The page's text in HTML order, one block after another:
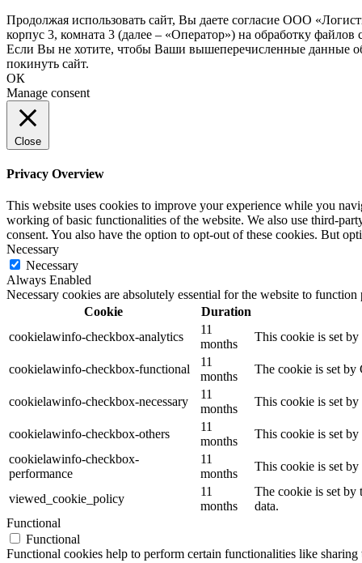
Продолжая использовать сайт, Вы даете согласие ООО
корпус 3, комната 3 (далее – «Оператор») на обработку
Если Вы не хотите, чтобы Ваши вышеперечисленные данные
покинуть сайт.
ОК
Manage consent
Close
Privacy Overview
This website uses cookies to improve your experience while you
working of basic functionalities of the website. We also use third-
consent. You also have the option to opt-out of these cookies. But
Necessary
Necessary
Always Enabled
Necessary cookies are absolutely essential for the website to
Cookie
Duration
cookielawinfo-checkbox-analytics
11
months
This cookie is set
cookielawinfo-checkbox-functional
11
months
The cookie is set by
cookielawinfo-checkbox-necessary
11
months
This cookie is set
cookielawinfo-checkbox-others
11
months
This cookie is set
cookielawinfo-checkbox-
performance
11
months
This cookie is set
viewed_cookie_policy
11
months
The cookie is set by
data.
Functional
Functional
Functional cookies help to perform certain functionalities like